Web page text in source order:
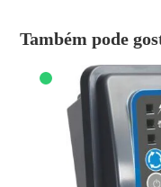
Também pode